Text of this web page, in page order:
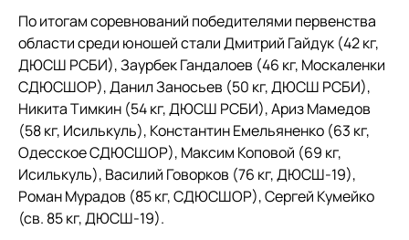
По итогам соревнований победителями первенства
области среди юношей стали Дмитрий Гайдук (42 кг,
ДЮСШ РСБИ), Заурбек Гандалоев (46 кг, Москаленки
СДЮСШОР), Данил Заносьев (50 кг, ДЮСШ РСБИ),
Никита Тимкин (54 кг, ДЮСШ РСБИ), Ариз Мамедов
(58 кг, Исилькуль), Константин Емельяненко (63 кг,
Одесское СДЮСШОР), Максим Коповой (69 кг,
Исилькуль), Василий Говорков (76 кг, ДЮСШ-19),
Роман Мурадов (85 кг, СДЮСШОР), Сергей Кумейко
(св. 85 кг, ДЮСШ-19).